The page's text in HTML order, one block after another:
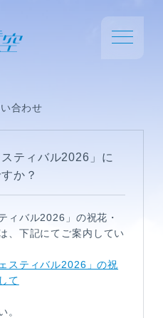
合わせ
ティバル2026」に
か？
ィバル2026」 の祝花・
、下記にてご案内してい
スティバル2026」の祝
て
。